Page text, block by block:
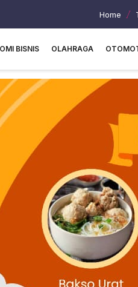
Home
BISNIS OLAHRAGA